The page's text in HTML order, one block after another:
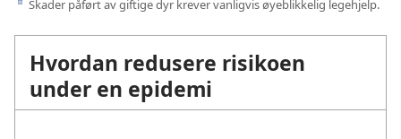
d Skader påført av giftige dyr krever vanligvis øyeblikkelig legehjelp.
Hvordan redusere risikoen
under en epidemi